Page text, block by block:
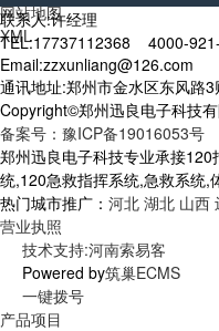
网站地图
XML
联系人:许经理
TEL:17737112368 4000-
Email:zzxunliang@126.com
通讯地址:郑州市金水区东风路3
Copyright©郑州迅良电子科技
备案号：豫ICP备19016053号
郑州迅良电子科技专业承接
统,120急救指挥系统,急救系统,
热门城市推广： 河北 湖北 山西
营业执照
技术支持:河南索易客
Powered by筑巢ECMS
一键拨号
产品项目